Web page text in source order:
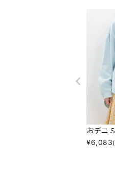
おデニ
¥6,083